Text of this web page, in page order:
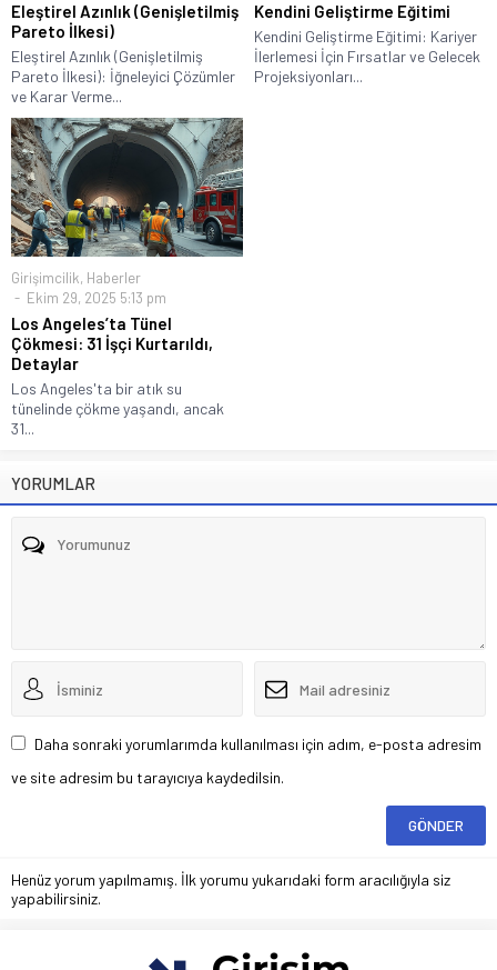
Eleştirel Azınlık (Genişletilmiş
Pareto İlkesi)
Eleştirel Azınlık (Genişletilmiş
Pareto İlkesi): İğneleyici Çözümler
ve Karar Verme...
Kendini Geliştirme Eğitimi
Kendini Geliştirme Eğitimi: Kariyer
İlerlemesi İçin Fırsatlar ve Gelecek
Projeksiyonları...
Girişimcilik, Haberler
Ekim 29, 2025 5:13 pm
Los Angeles’ta Tünel
Çökmesi: 31 İşçi Kurtarıldı,
Detaylar
Los Angeles'ta bir atık su
tünelinde çökme yaşandı, ancak
31...
YORUMLAR
Daha sonraki yorumlarımda kullanılması için adım, e-posta adresim
ve site adresim bu tarayıcıya kaydedilsin.
Henüz yorum yapılmamış. İlk yorumu yukarıdaki form aracılığıyla siz
yapabilirsiniz.